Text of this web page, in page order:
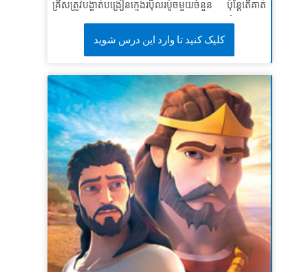
SuperTruth:I will seek more of God.
spirit be upon me.”2 Kings 2:9b (NKJV)
គ្រីសត្រូវបង្ហាត់បង្រៀនក្មេងរបុិលរប៉ូចមួយចំនួន ប៉ុន្តែតើគាត់
អាចជួយពួកគេយ៉ាងម៉េចប្រសិនបើពួកគេសើចចំអកគាត់?
សៀវភៅវិសេសនាំគ្រីស ចយ និងហ្គីហ្សូមទៅជួបនេហេមា។ ទី
បន្ទាល់អំពីផែនការដ៏មាំមួនរបស់គាត់ដើម្បីសង់កំផែងក្រុង
យេរូសាឡិមឡើងវិញ ទោះបីមនុស្សអាក្រក់ចំអកមើលងាយគាត់
ហើយគ្រោងនឹងសម្លាប់គាត់ក៏ដោយ! កុមាររៀនពីរបៀបស្វែងរក
ភាពក្លាហានដើម្បីជំនះរាល់ឧបសគ្គ។
មេរៀនទី១: ត្រូវធ្វើការ
សេចក្តីពិតវិសេស៖ ខ្ញុំនឹងធ្វើកិច្ចការដែលព្រះបានហៅខ្ញុំឱ្យធ្វើ។
ខគម្ពីរវិសេស៖ព្រះនៃស្ថានសួគ៌នឹងជួយយើងឲ្យទទួលបាន
ជោគជ័យ។ យើងដែលជាអ្នកបំរើរបស់ទ្រង់នឹងចាប់ផ្តើមសង់
កំផែងនេះឡើងវិញ។ នេហេមា២:២០
មេរៀទី ២៖ ឈរឡើងសម្រាប់ការប្រឈមឧបសគ្គ
សេចក្តីពិតវិសេស៖ខ្ញុំនឹងត្រៀមខ្លួនរួចរាល់ហើយសម្រាប់ឧប
کلیک کنید تا وارد این درس شوید